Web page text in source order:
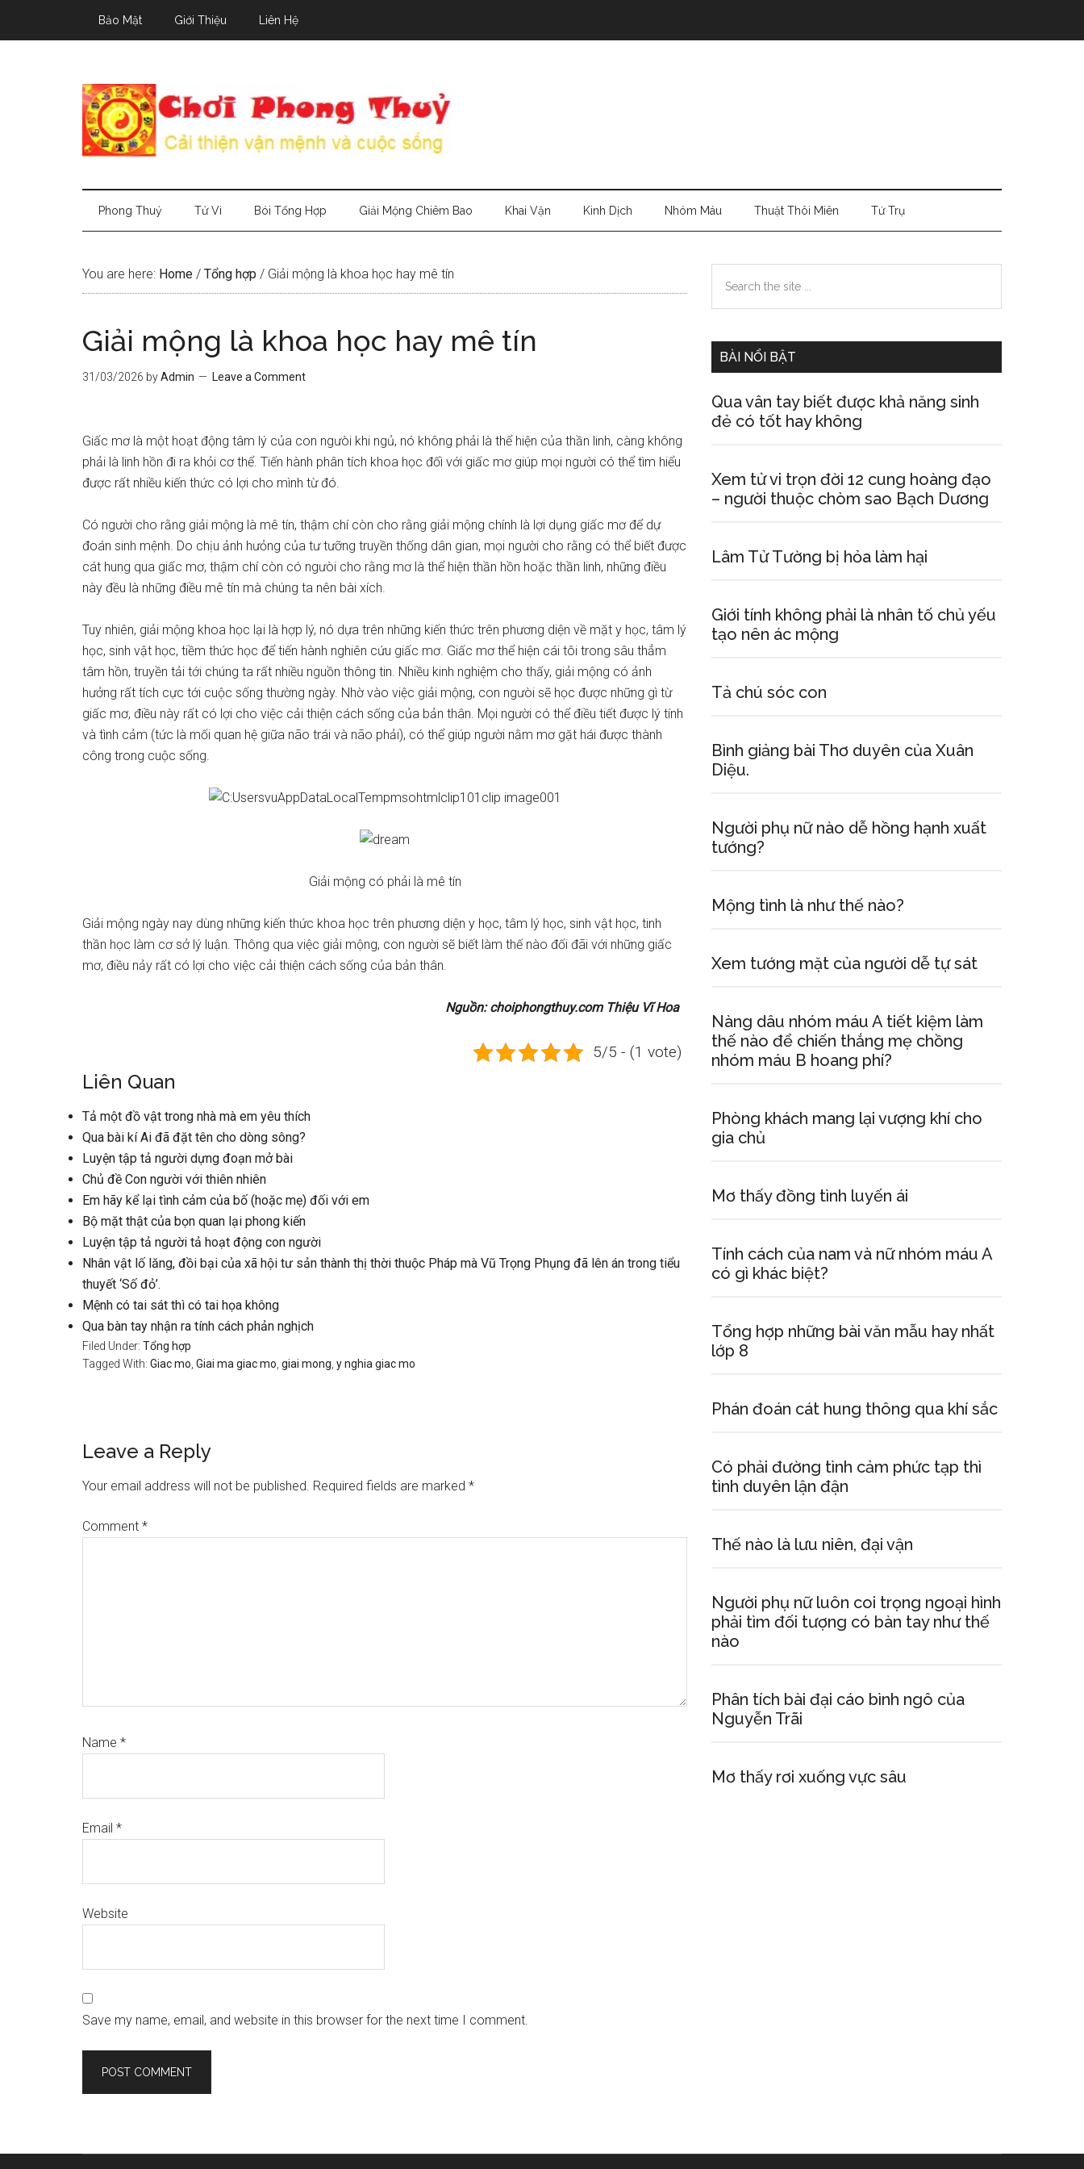
Bảo Mật Giới Thiệu Liên Hệ
Phong Thuỷ Tử Vi Bói Tổng Hợp Giải Mộng Chiêm Bao Khai Vận Kinh Dịch Nhóm Máu Thuật Thôi Miên Tứ Trụ
You are here: Home / Tổng hợp / Giải mộng là khoa học hay mê tín
Giải mộng là khoa học hay mê tín
31/03/2026 byAdmin Leave a Comment
Giấc mơ là một hoạt động tâm lý của con ngưòi khi ngủ, nó không phải là thể hiện của thần linh, càng không
phải là linh hồn đi ra khỏi cơ thể. Tiến hành phân tích khoa học đốì với giấc mơ giúp mọi người có thể tìm hiểu
được rất nhiều kiến thức có lợi cho mình từ đó.
Có người cho rằng giải mộng là mê tín, thậm chí còn cho rằng giải mộng chính là lợi dụng giấc mơ để dự
đoán sinh mệnh. Do chịu ảnh hưỏng của tư tưỡng truyền thống dân gian, mọi người cho rằng có thể biết được
cát hung qua giấc mơ, thậm chí còn có ngưòi cho rằng mơ là thể hiện thần hồn hoặc thần linh, những điều
này đều là những điều mê tín mà chúng ta nên bài xích.
Tuy nhiên, giải mộng khoa học lại là hợp lý, nó dựa trên những kiến thức trên phương diện về mặt y học, tâm lý
học, sinh vật học, tiềm thức học để tiến hành nghiên cứu giấc mơ. Giấc mơ thể hiện cái tôi trong sâu thẳm
tâm hồn, truyền tải tới chúng ta rất nhiều nguồn thông tin. Nhiều kinh nghiệm cho thấy, giải mộng có ảnh
hưởng rất tích cực tới cuộc sống thường ngày. Nhờ vào việc giải mộng, con ngưòi sẽ học được những gì từ
giấc mơ, điều này rất có lợi cho việc cải thiện cách sống của bản thân. Mọi người có thể điều tiết được lý tính
và tình cảm (tức là mối quan hệ giữa não trái và não phải), có thể giúp người nằm mơ gặt hái được thành
công trong cuộc sống.
Giải mộng có phải là mê tín
Giải mộng ngày nay dùng những kiến thức khoa học trên phương diện y học, tâm lý học, sinh vật học, tinh
thần học làm cơ sở lý luận. Thông qua việc giải mộng, con người sẽ biết làm thế nào đối đãi với những giấc
mơ, điều nảy rất có lợi cho việc cải thiện cách sống của bản thân.
Nguồn: choiphongthuy.com Thiệu Vĩ Hoa
5/5 - (1 vote)
Liên Quan
Tả một đồ vật trong nhà mà em yêu thích
Qua bài kí Ai đã đặt tên cho dòng sông?
Luyện tập tả người dựng đoạn mở bài
Chủ đề Con người với thiên nhiên
Em hãy kể lại tình cảm của bố (hoặc mẹ) đối với em
Bộ mặt thật của bọn quan lại phong kiến
Luyện tập tả người tả hoạt động con người
Nhân vật lố lăng, đồi bại của xã hội tư sản thành thị thời thuộc Pháp mà Vũ Trọng Phụng đã lên án trong tiểu
thuyết ‘Số đỏ’.
Mệnh có tai sát thì có tai họa không
Qua bàn tay nhận ra tính cách phản nghịch
Filed Under: Tổng hợp
Tagged With: Giac mo Giai ma giac mo giai mong y nghia giac mo
Reader
Interactions
Leave a Reply
Your email address will not be published. Required fields are marked *
Comment *
Name *
Email *
Website
Save my name, email, and website in this browser for the next time I comment.
Primary
Sidebar
the
BÀI NỔI BẬT
Qua vân tay biết được khả năng sinh
đẻ có tốt hay không
Xem tử vi trọn đời 12 cung hoàng đạo
– người thuộc chòm sao Bạch Dương
Lâm Tử Tường bị hỏa làm hại
Giới tính không phải là nhân tố chủ yếu
tạo nên ác mộng
Tả chú sóc con
Bình giảng bài Thơ duyên của Xuân
Diệu.
Người phụ nữ nào dễ hồng hạnh xuất
tướng?
Mộng tình là như thế nào?
Xem tướng mặt của người dễ tự sát
Nàng dâu nhóm máu A tiết kiệm làm
thế nào để chiến thắng mẹ chồng
nhóm máu B hoang phí?
Phòng khách mang lại vượng khí cho
gia chủ
Mơ thấy đồng tình luyến ái
Tính cách của nam và nữ nhóm máu A
có gì khác biệt?
Tổng hợp những bài văn mẫu hay nhất
lớp 8
Phán đoán cát hung thông qua khí sắc
Có phải đường tình cảm phức tạp thì
tình duyên lận đận
Thế nào là lưu niên, đại vận
Người phụ nữ luôn coi trọng ngoại hình
phải tìm đối tượng có bàn tay như thế
nào
Phân tích bài đại cáo bình ngô của
Nguyễn Trãi
Mơ thấy rơi xuống vực sâu